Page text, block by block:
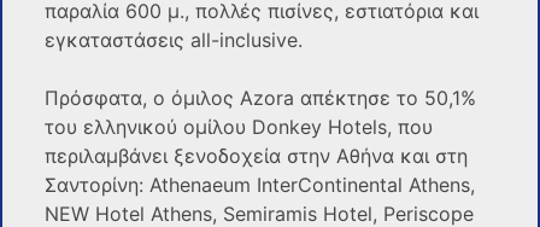
παραλία 600 μ., πολλές πισίνες, εστιατόρια και
εγκαταστάσεις all-inclusive.
Πρόσφατα, ο όμιλος Azora απέκτησε το 50,1%
του ελληνικού ομίλου Donkey Hotels, που
περιλαμβάνει ξενοδοχεία στην Αθήνα και στη
Σαντορίνη: Athenaeum InterContinental Athens,
NEW Hotel Athens, Semiramis Hotel, Periscope